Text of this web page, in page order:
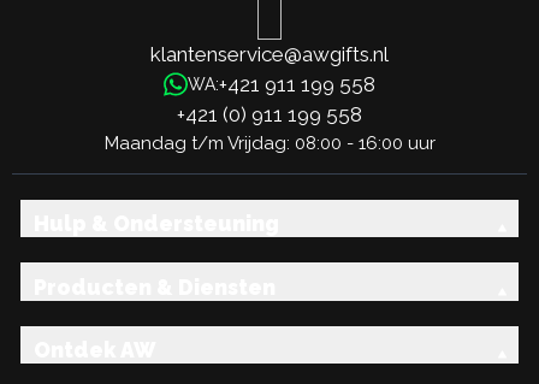
klantenservice@awgifts.nl
WA:+421 911 199 558
+421 (0) 911 199 558
Maandag t/m Vrijdag: 08:00 - 16:00 uur